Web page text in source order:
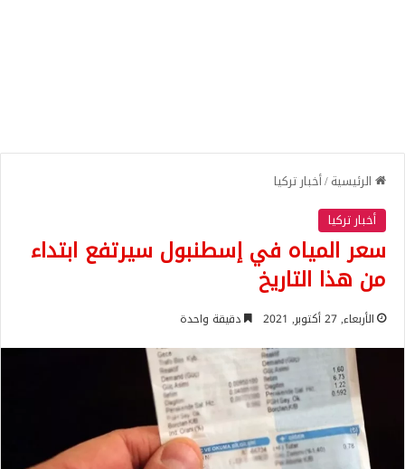
الرئيسية/أخبار تركيا
أخبار تركيا
سعر المياه في إسطنبول سيرتفع ابتداء
من هذا التاريخ
الأربعاء, 27 أكتوبر, 2021 دقيقة واحدة